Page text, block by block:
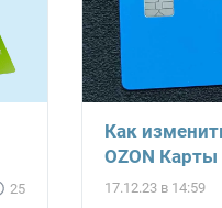
25
Как
OZON Карты
17.12.23 в 14:59